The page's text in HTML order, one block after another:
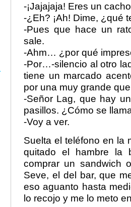
-¡Jajajaja! Eres un
-¿Eh? ¡Ah! Dime, ¿qué
-Pues que hace un
sale.
-Ahm… ¿por qué
-Por…-silencio al otro
tiene un marcado
por una muy grande
-Señor Lag, que hay
pasillos. ¿Cómo se
-Voy a ver.
Suelta el teléfono en la
quitado el hambre la
comprar un sandwich
Seve, el del bar, que
eso aguanto hasta
lo recojo y me lo meto